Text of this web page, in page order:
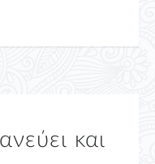
και